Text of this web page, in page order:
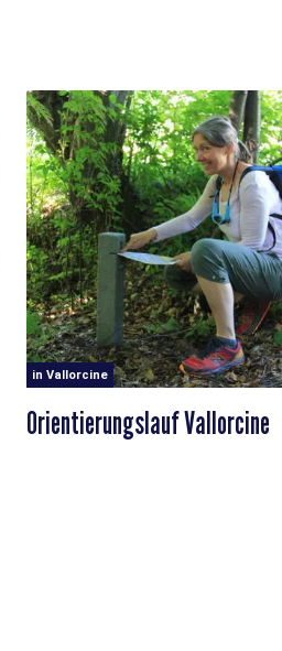
in Vallorcine
Orientierungslauf Vallorcine